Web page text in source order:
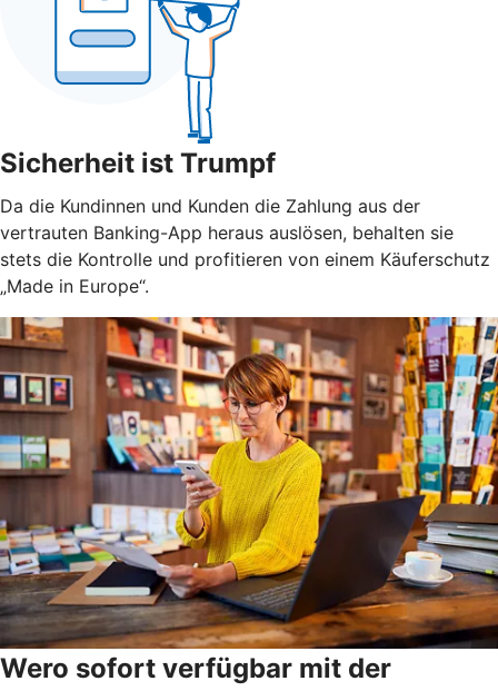
Sicherheit ist Trumpf
Da die Kundinnen und Kunden die Zahlung aus der
vertrauten Banking-App heraus auslösen, behalten sie
stets die Kontrolle und profitieren von einem Käuferschutz
„Made in Europe“.
Wero sofort verfügbar mit der